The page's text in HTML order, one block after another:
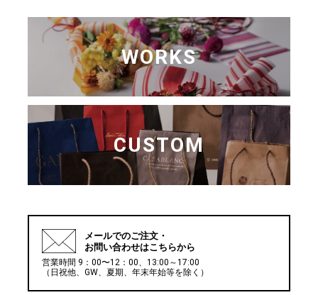
WORKS
CUSTOM
メールでのご注文・
お問い合わせはこちらから
営業時間 9：00〜12：00、13:00～17:00
（日祝他、GW、夏期、年末年始等を除く）